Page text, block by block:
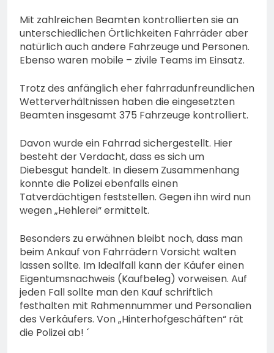
Mit zahlreichen Beamten kontrollierten sie an
unterschiedlichen Örtlichkeiten Fahrräder aber
natürlich auch andere Fahrzeuge und Personen.
Ebenso waren mobile – zivile Teams im Einsatz.
Trotz des anfänglich eher fahrradunfreundlichen
Wetterverhältnissen haben die eingesetzten
Beamten insgesamt 375 Fahrzeuge kontrolliert.
Davon wurde ein Fahrrad sichergestellt. Hier
besteht der Verdacht, dass es sich um
Diebesgut handelt. In diesem Zusammenhang
konnte die Polizei ebenfalls einen
Tatverdächtigen feststellen. Gegen ihn wird nun
wegen „Hehlerei“ ermittelt.
Besonders zu erwähnen bleibt noch, dass man
beim Ankauf von Fahrrädern Vorsicht walten
lassen sollte. Im Idealfall kann der Käufer einen
Eigentumsnachweis (Kaufbeleg) vorweisen. Auf
jeden Fall sollte man den Kauf schriftlich
festhalten mit Rahmennummer und Personalien
des Verkäufers. Von „Hinterhofgeschäften“ rät
die Polizei ab! ´